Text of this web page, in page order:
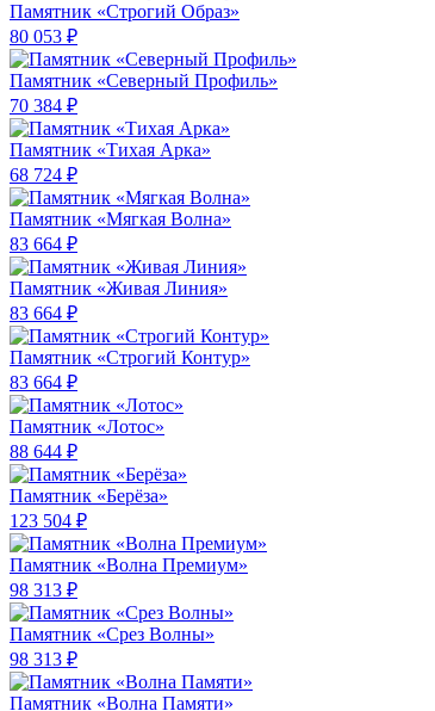
Памятник «Строгий Образ»
80 053 ₽
Памятник «Северный Профиль»
70 384 ₽
Памятник «Тихая Арка»
68 724 ₽
Памятник «Мягкая Волна»
83 664 ₽
Памятник «Живая Линия»
83 664 ₽
Памятник «Строгий Контур»
83 664 ₽
Памятник «Лотос»
88 644 ₽
Памятник «Берёза»
123 504 ₽
Памятник «Волна Премиум»
98 313 ₽
Памятник «Срез Волны»
98 313 ₽
Памятник «Волна Памяти»